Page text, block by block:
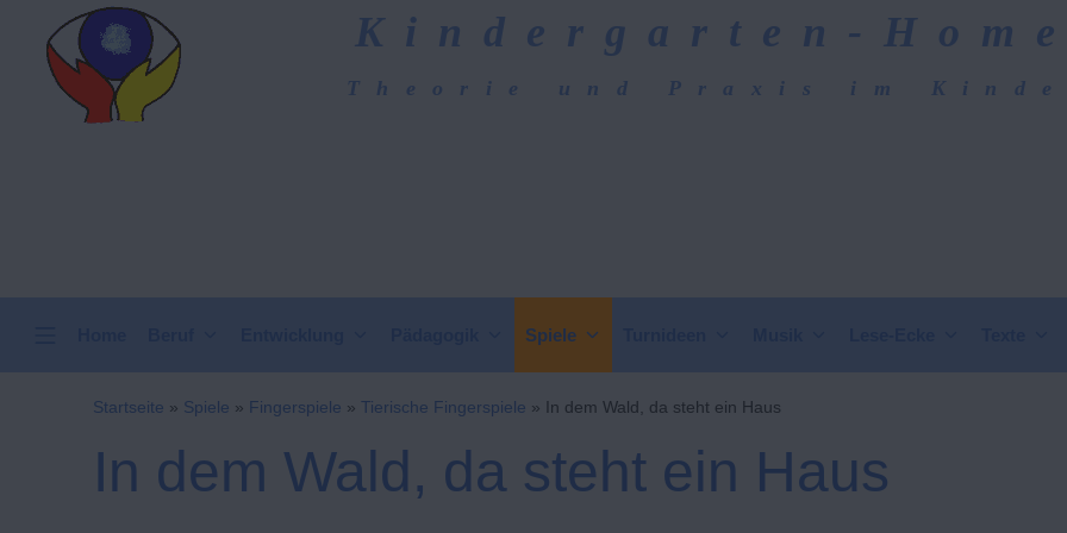
springen
Kindergarten-
Theorie und Praxis im
Spiele
Startseite » Spiele » Fingerspiele » Tierische Fingerspiele » In dem Wald, da steht ein Haus
In dem Wald, da steht ein Haus